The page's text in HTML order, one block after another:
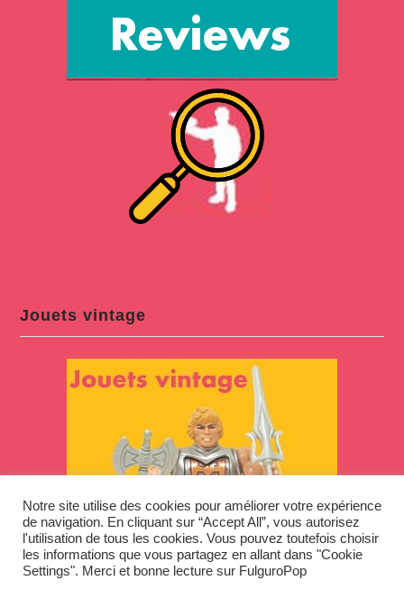
Jouets vintage
Notre site utilise des cookies pour améliorer votre expérience
de navigation. En cliquant sur “Accept All”, vous autorisez
l'utilisation de tous les cookies. Vous pouvez toutefois choisir
les informations que vous partagez en allant dans "Cookie
Settings". Merci et bonne lecture sur FulguroPop